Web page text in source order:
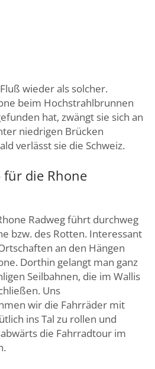
wieder als solcher.
beim Hochstrahlbrunnen
hat, zwängt sie sich an
niedrigen Brücken
verlässt sie die Schweiz.
für die Rhone
Radweg führt durchweg
bzw. des Rotten. Interessant
an den Hängen
Dorthin gelangt man ganz
Seilbahnen, die im Wallis
Uns
wir die Fahrräder mit
ins Tal zu rollen und
die Fahrradtour im